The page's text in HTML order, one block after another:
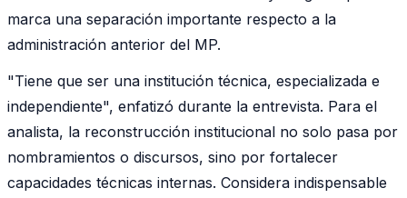
marca una separación importante respecto a la
administración anterior del MP.
"Tiene que ser una institución técnica, especializada e
independiente", enfatizó durante la entrevista. Para el
analista, la reconstrucción institucional no solo pasa por
nombramientos o discursos, sino por fortalecer
capacidades técnicas internas. Considera indispensable